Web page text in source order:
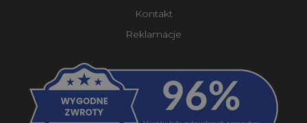
Kontakt
Reklamacje